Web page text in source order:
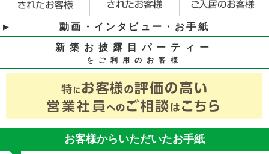
動画・インタビュー・お手紙
新築お披露目パーティー
をご利用のお客様
お客様からいただいたお手紙